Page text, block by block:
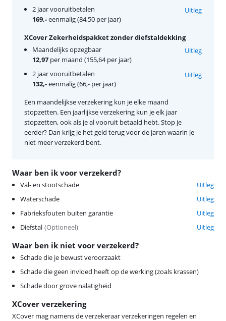
Waar ben ik voor verzekerd?
Val- en stootschade
Uitleg
Waterschade
Uitleg
Fabrieksfouten buiten garantie
Uitleg
Diefstal (Optioneel) Uitleg
Waar ben ik niet voor verzekerd?
Schade die je bewust veroorzaakt
Schade die geen invloed heeft op de werking (zoals krassen)
Schade door grove nalatigheid
XCover verzekering
XCover mag namens de verzekeraar verzekeringen regelen en
2 jaar vooruitbetalen
169,-eenmalig (84,50 per jaar)
Uitleg
XCover Zekerheidspakket zonder diefstaldekking
Maandelijks opzegbaar
12,97 per maand (155,64 per jaar)
Uitleg
2 jaar vooruitbetalen
132,-eenmalig (66,- per jaar)
Uitleg
Een maandelijkse verzekering kun je elke maand
stopzetten. Een jaarlijkse verzekering kun je elk jaar
stopzetten, ook als je al vooruit betaald hebt. Stop je
eerder? Dan krijg je het geld terug voor de jaren waarin je
niet meer verzekerd bent.